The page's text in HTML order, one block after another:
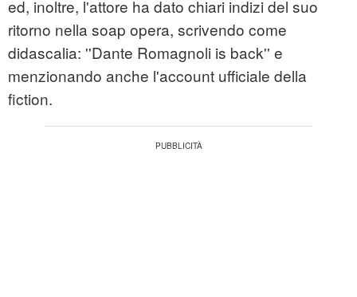
ed, inoltre, l'attore ha dato chiari indizi del suo
ritorno nella soap opera, scrivendo come
didascalia: ''Dante Romagnoli is back'' e
menzionando anche l'account ufficiale della
fiction.